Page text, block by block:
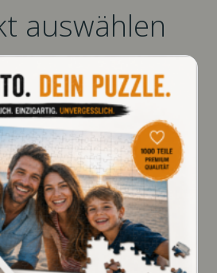
auswählen